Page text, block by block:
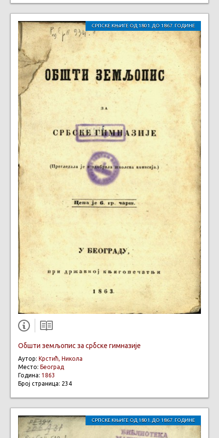
СРПСКЕ КЊИГЕ ОД 1801. ДО 1867. ГОДИНЕ
Обшти земљопис за србске гимназије
Аутор: Крстић, Никола
Место: Београд
Година: 1863
Број страница: 234
СРПСКЕ КЊИГЕ ОД 1801. ДО 1867. ГОДИНЕ